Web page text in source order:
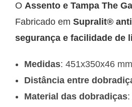
O Assento e Tampa The
Fabricado em Supralit®
segurança e facilidade de
Medidas: 451x350x46
Distância entre
Material das dobradiças: